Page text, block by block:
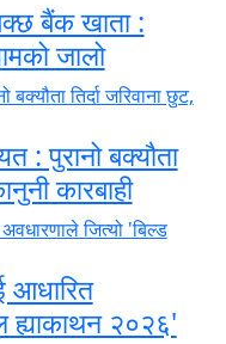
बैंक खाता :
जालो
: पुरानो बक्यौता
कारबाही
आधारित
ह्याकाथन २०२६'